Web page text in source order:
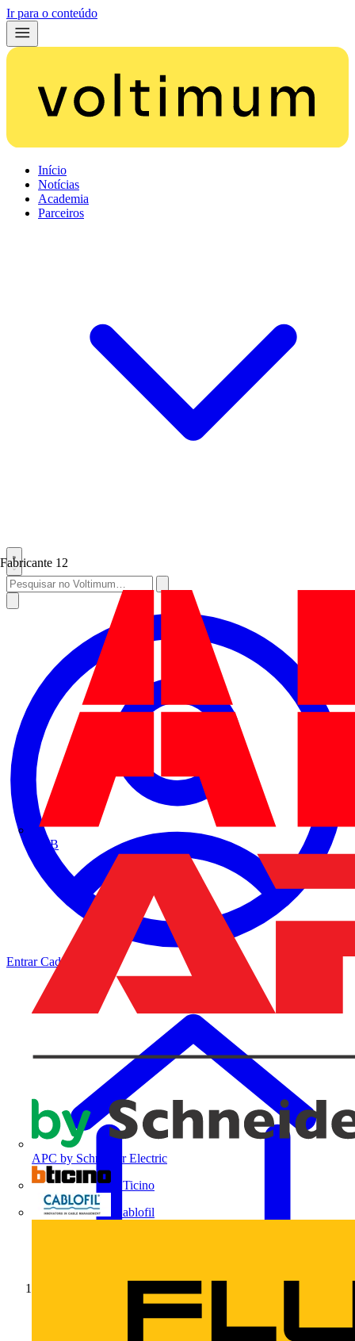
Ir para o conteúdo
Início
Notícias
Academia
Parceiros
Fabricante 12
ABB
APC by Schneider Electric
BTicino
Cablofil
EntrarCadastrar